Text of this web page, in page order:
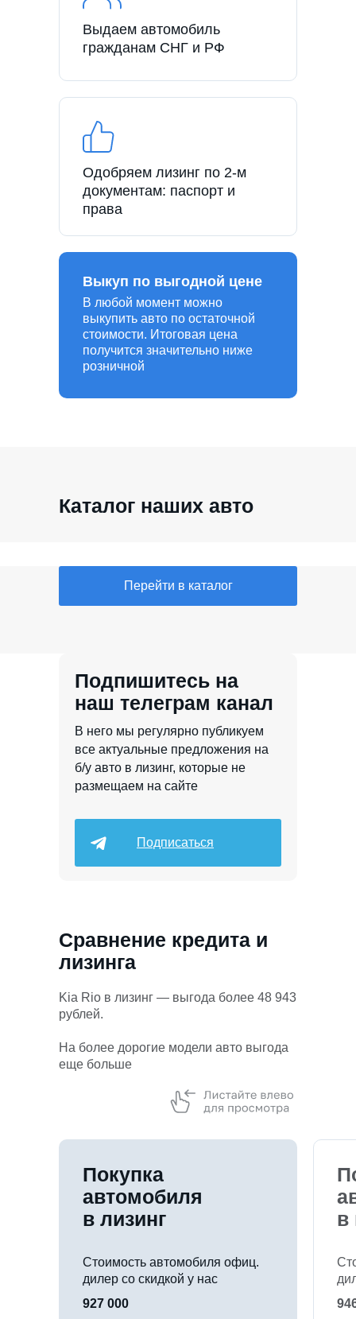
Выдаем автомобиль
гражданам СНГ и РФ
Одобряем лизинг по 2-м
документам: паспорт и
права
В любой момент можно
выкупить авто по остаточной
стоимости. Итоговая цена
получится значительно ниже
розничной
Выкуп по выгодной цене
Каталог наших авто
Перейти в каталог
В него мы регулярно публикуем
все актуальные предложения на
б/у авто в лизинг, которые не
размещаем на сайте
Подписаться
Подпишитесь на
наш телеграм канал
Сравнение кредита и
лизинга
Kia Rio в лизинг — выгода более 48 943
рублей.
На более дорогие модели авто выгода
еще больше
Покупка
автомобиля
в лизинг
Стоимость автомобиля офиц.
дилер со скидкой у нас
927 000
в